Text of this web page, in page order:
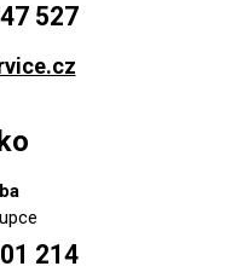
527
214